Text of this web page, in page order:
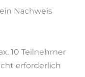
Nachweis
10 Teilnehmer
erforderlich